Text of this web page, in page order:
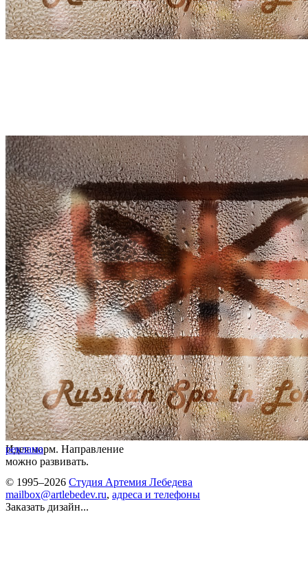
Идея норм. Направление
можно развивать.
реклама
© 1995–2026 Студия Артемия Лебедева
mailbox@artlebedev.ru, адреса и телефоны
Заказать дизайн...